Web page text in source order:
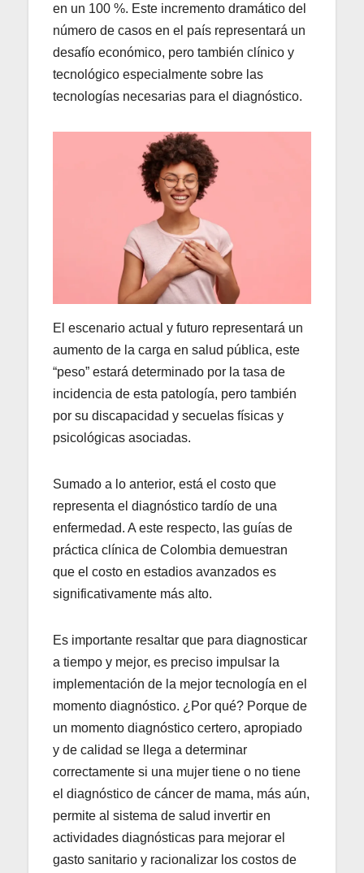
en un 100 %. Este incremento dramático del
número de casos en el país representará un
desafío económico, pero también clínico y
tecnológico especialmente sobre las
tecnologías necesarias para el diagnóstico.
El escenario actual y futuro representará un
aumento de la carga en salud pública, este
“peso” estará determinado por la tasa de
incidencia de esta patología, pero también
por su discapacidad y secuelas físicas y
psicológicas asociadas.
Sumado a lo anterior, está el costo que
representa el diagnóstico tardío de una
enfermedad. A este respecto, las guías de
práctica clínica de Colombia demuestran
que el costo en estadios avanzados es
significativamente más alto.
Es importante resaltar que para diagnosticar
a tiempo y mejor, es preciso impulsar la
implementación de la mejor tecnología en el
momento diagnóstico. ¿Por qué? Porque de
un momento diagnóstico certero, apropiado
y de calidad se llega a determinar
correctamente si una mujer tiene o no tiene
el diagnóstico de cáncer de mama, más aún,
permite al sistema de salud invertir en
actividades diagnósticas para mejorar el
gasto sanitario y racionalizar los costos de